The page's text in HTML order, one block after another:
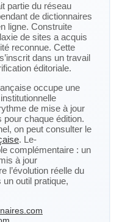
partie du réseau
de dictionnaires
ligne. Construite
de sites a acquis
reconnue. Cette
s’inscrit dans un travail
éditoriale.
occupe une
de mise à jour
pour chaque édition.
on peut consulter le
. Le-
complémentaire : un
à jour
l’évolution réelle du
outil pratique,